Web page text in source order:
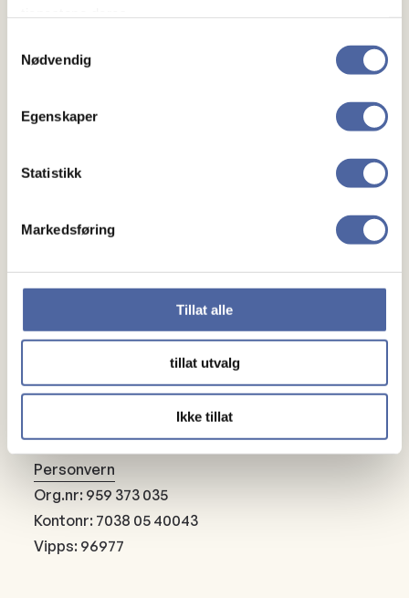
Nødvendig
Egenskaper
Statistikk
Markedsføring
Tillat alle
tillat utvalg
Ikke tillat
Lokalforeninger
Gaver
Personvern
Org.nr: 959 373 035
Kontonr: 7038 05 40043
Vipps: 96977